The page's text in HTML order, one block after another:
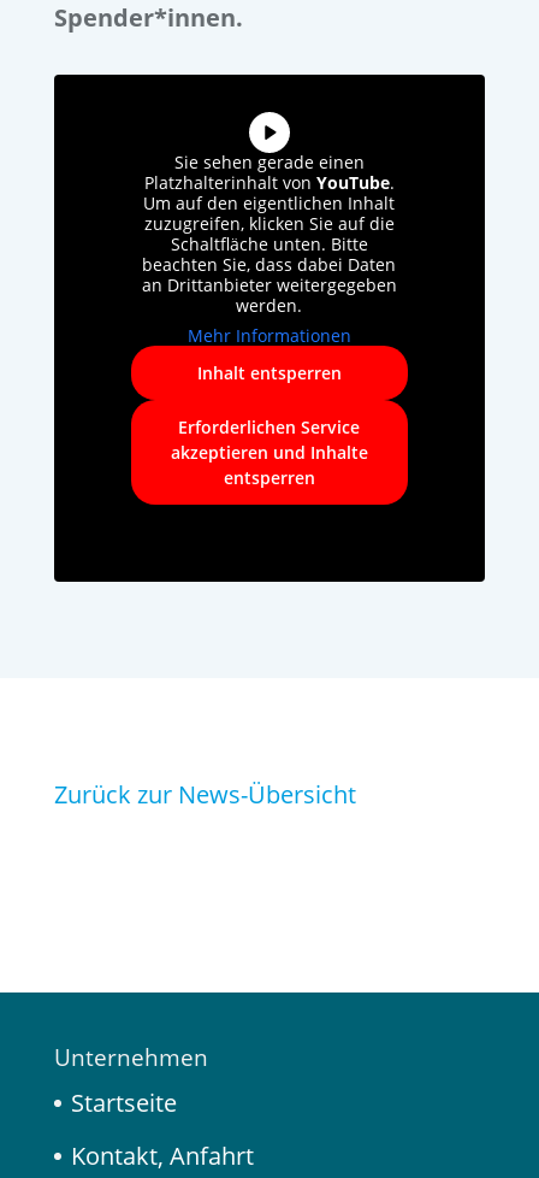
Spender*innen.
Sie sehen gerade einen
Platzhalterinhalt von YouTube.
Um auf den eigentlichen Inhalt
zuzugreifen, klicken Sie auf die
Schaltfläche unten. Bitte
beachten Sie, dass dabei Daten
an Drittanbieter weitergegeben
werden.
Mehr Informationen
Inhalt entsperren
Erforderlichen Service
akzeptieren und Inhalte
entsperren
Zurück zur News-Übersicht
Unternehmen
Startseite
Kontakt, Anfahrt